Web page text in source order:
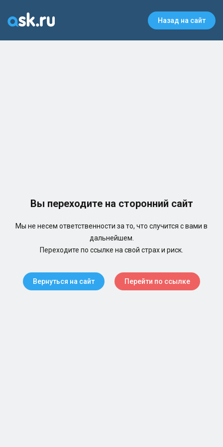
Назад на сайт
Вы переходите на сторонний сайт
Мы не несем ответственности за то, что случится с вами в
дальнейшем.
Переходите по ссылке на свой страх и риск.
Вернуться на сайт Перейти по ссылке